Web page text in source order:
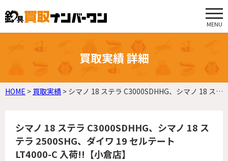
MENU
買取実績 詳細
HOME > 買取実績 > シマノ 18 ステラ C3000SDHHG、シマノ 18 ステラ 2500SHG、ダイワ 19 セルテート LT4000-C 入荷!!【小倉店】
シマノ 18 ステラ C3000SDHHG、シマノ 18 ス
テラ 2500SHG、ダイワ 19 セルテート
LT4000-C 入荷!!【小倉店】